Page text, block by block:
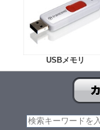
USBメモリ